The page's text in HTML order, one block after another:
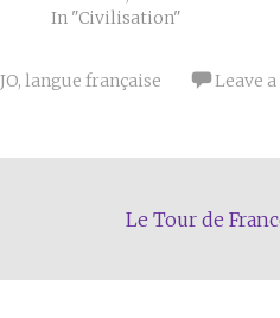
In "Civilisation"
JO, langue française
Leave a
Le Tour de